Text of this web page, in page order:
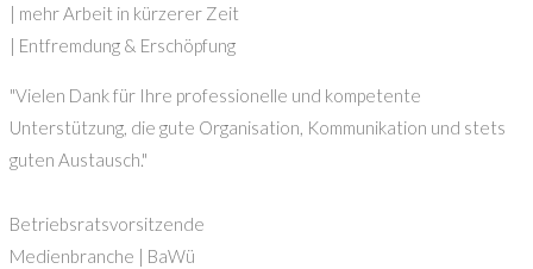
| mehr Arbeit in kürzerer Zeit
| Entfremdung & Erschöpfung
"Vielen Dank für Ihre professionelle und kompetente
Unterstützung, die gute Organisation, Kommunikation und stets
guten Austausch."
Betriebsratsvorsitzende
Medienbranche | BaWü